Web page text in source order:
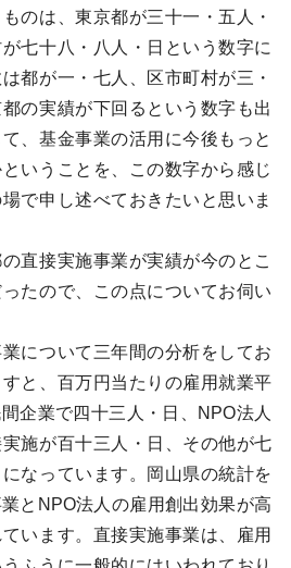
のは、東京都が三十一・五人・
七十八・八人・日という数字に
都が一・七人、区市町村が三・
の実績が下回るという数字も出
、基金事業の活用に今後もっと
いうことを、この数字から感じ
で申し述べておきたいと思いま
直接実施事業が実績が今のとこ
たので、この点についてお伺い
について三年間の分析をしてお
と、百万円当たりの雇用就業平
企業で四十三人・日、NPO法人
施が百十三人・日、その他が七
なっています。岡山県の統計を
とNPO法人の雇用創出効果が高
います。直接実施事業は、雇用